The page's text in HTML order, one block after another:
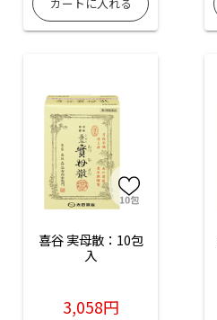
喜谷 実母散：10包
入
3,058円